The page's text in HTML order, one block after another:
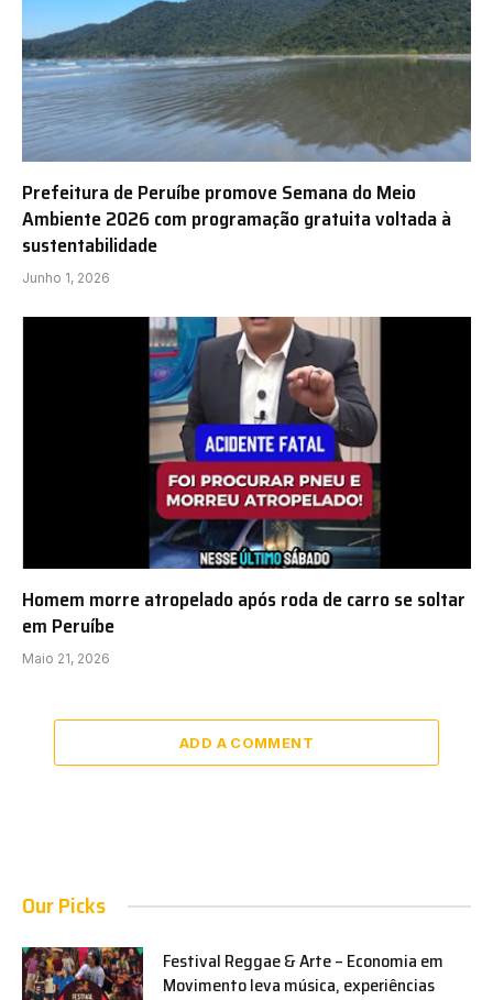
Prefeitura de Peruíbe promove Semana do Meio
Ambiente 2026 com programação gratuita voltada à
sustentabilidade
Junho 1, 2026
Homem morre atropelado após roda de carro se soltar
em Peruíbe
Maio 21, 2026
ADD A COMMENT
Our Picks
Festival Reggae & Arte – Economia em
Movimento leva música, experiências